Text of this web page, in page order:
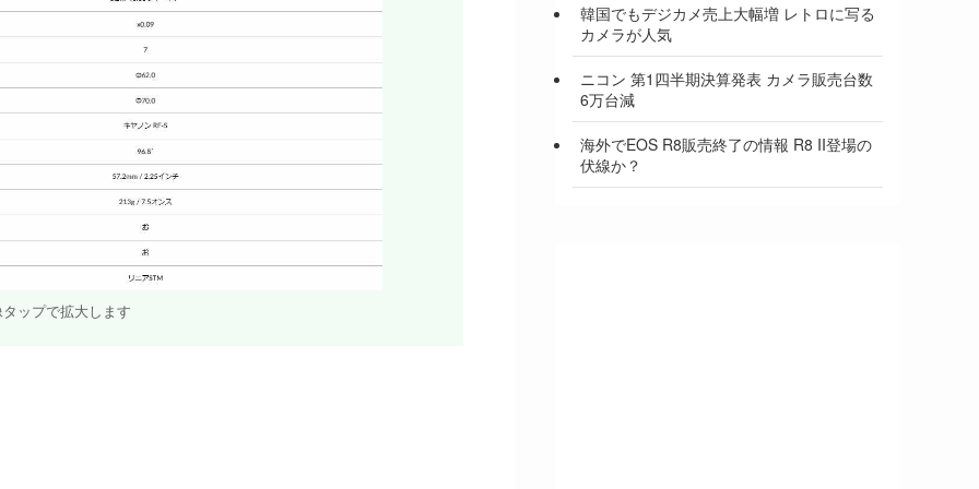
ップで拡大します
韓国でもデジカメ売上大幅増 レトロに写る
カメラが人気
ニコン 第1四半期決算発表 カメラ販売台数
6万台減
海外でEOS R8販売終了の情報 R8 II登場の
伏線か？